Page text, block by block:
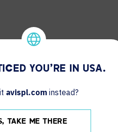
YOU'RE IN USA.
avispl.com instead?
TAKE ME THERE